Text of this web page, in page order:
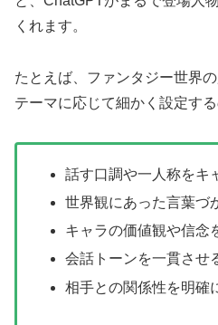
くれます。
たとえば、ファンタジー世界
テーマに応じて細かく設定す
話す口調や一人称をキ
世界観にあった言葉づ
キャラの価値観や信念
会話トーンを一貫させ
相手との関係性を明確